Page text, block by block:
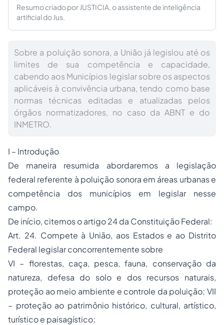
Resumo criado por JUSTICIA, o assistente de inteligência
artificial do Jus.
Sobre a poluição sonora, a União já legislou até os
limites de sua competência e capacidade,
cabendo aos Municípios legislar sobre os aspectos
aplicáveis à convivência urbana, tendo como base
normas técnicas editadas e atualizadas pelos
órgãos normatizadores, no caso da ABNT e do
INMETRO.
I – Introdução
De maneira resumida abordaremos a legislação
federal referente à poluição sonora em áreas urbanas e
competência dos municípios em legislar nesse
campo.
De início, citemos o artigo 24 da Constituição Federal:
Art. 24. Compete à União, aos Estados e ao Distrito
Federal legislar concorrentemente sobre
VI – florestas, caça, pesca, fauna, conservação da
natureza, defesa do solo e dos recursos naturais,
proteção ao meio ambiente e controle da poluição; VII
– proteção ao patrimônio histórico, cultural, artístico,
turístico e paisagístico;